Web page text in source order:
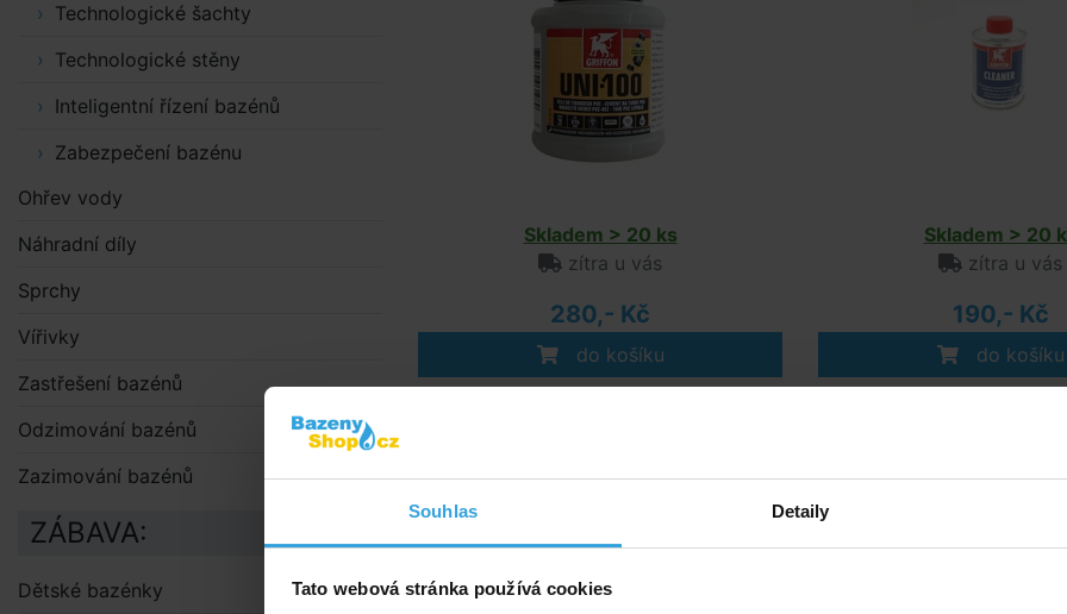
Souhlas Detaily
Tato webová stránka používá cookies
Skladem > 20 ks
zítra u vás
280,- Kč
do košíku
Skladem > 20
zítra u vás
190,- Kč
do košíku
Trubka PVC - 20mm Trubka PVC -
Technologické šachty
Technologické stěny
Inteligentní řízení bazénů
Zabezpečení bazénu
Ohřev vody
Náhradní díly
Sprchy
Vířivky
Zastřešení bazénů
Odzimování bazénů
Zazimování bazénů
ZÁBAVA:
Dětské bazénky